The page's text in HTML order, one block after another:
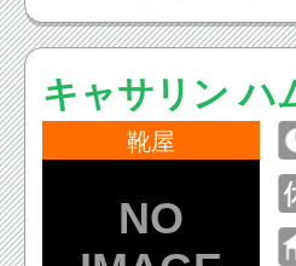
キャサリン ハ
ズコレクショ
靴屋